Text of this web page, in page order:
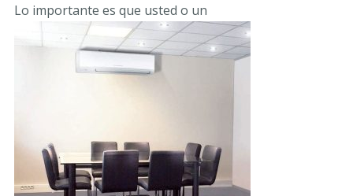
Lo importante es que usted o un